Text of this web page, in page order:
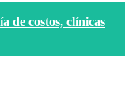
de costos, clínicas